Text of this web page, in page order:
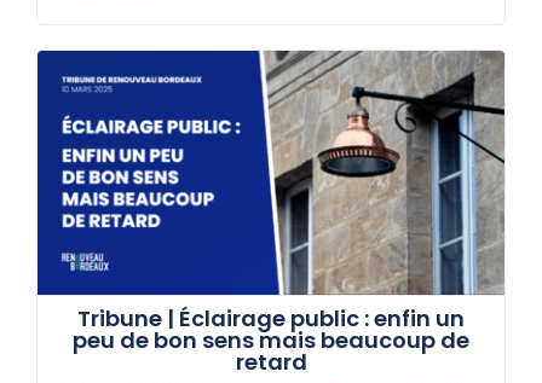
Tribune | Éclairage public : enfin un
peu de bon sens mais beaucoup de
retard